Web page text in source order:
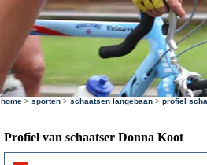
home > sporten > schaatsen langebaan > profiel
Profiel van schaatser Donna Koot